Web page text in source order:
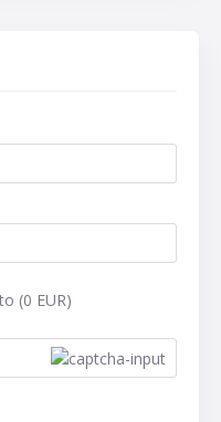
(0 EUR)